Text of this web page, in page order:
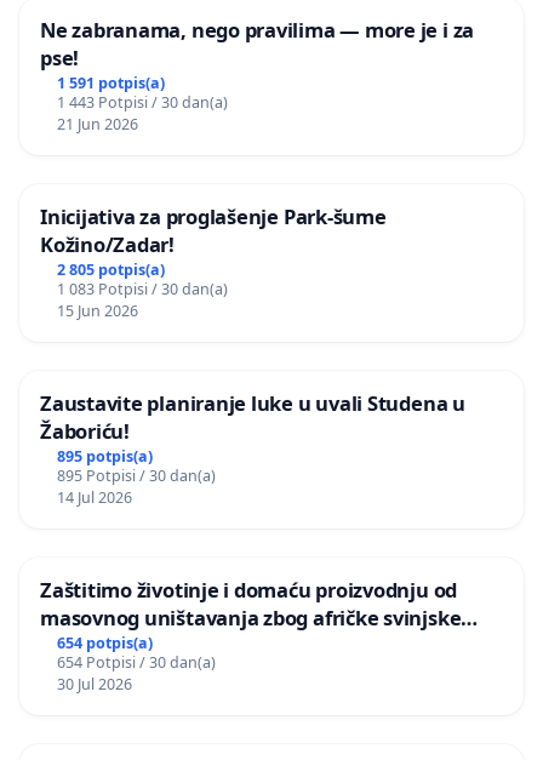
Ne zabranama, nego pravilima — more je i za
pse!
1 591 potpis(a)
1 443 Potpisi / 30 dan(a)
21 Jun 2026
Inicijativa za proglašenje Park-šume
Kožino/Zadar!
2 805 potpis(a)
1 083 Potpisi / 30 dan(a)
15 Jun 2026
Zaustavite planiranje luke u uvali Studena u
Žaboriću!
895 potpis(a)
895 Potpisi / 30 dan(a)
14 Jul 2026
Zaštitimo životinje i domaću proizvodnju od
masovnog uništavanja zbog afričke svinjske
kuge
654 potpis(a)
654 Potpisi / 30 dan(a)
30 Jul 2026